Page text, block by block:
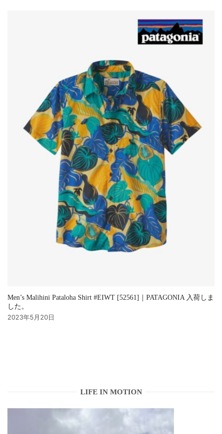
Men’s Malihini Pataloha Shirt #EIWT [52561]｜PATAGONIA 入荷しま
した。
2023年5月20日
LIFE IN MOTION